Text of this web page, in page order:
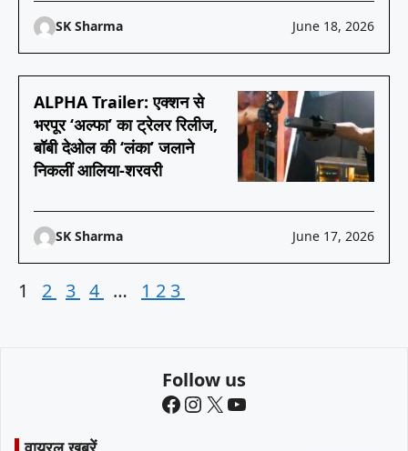
SK Sharma June 18, 2026
ALPHA Trailer: एक्शन से
भरपूर ‘अल्फा’ का ट्रेलर रिलीज,
बॉबी देओल की ‘लंका’ जलाने
निकलीं आलिया-शरवरी
SK Sharma June 17, 2026
1 2 3 4 … 123
Follow us
Facebook
Instagram
X YouTube